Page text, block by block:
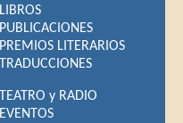
LIBROS
PUBLICACIONES
PREMIOS LITERARIOS
TRADUCCIONES
TEATRO y RADIO
EVENTOS